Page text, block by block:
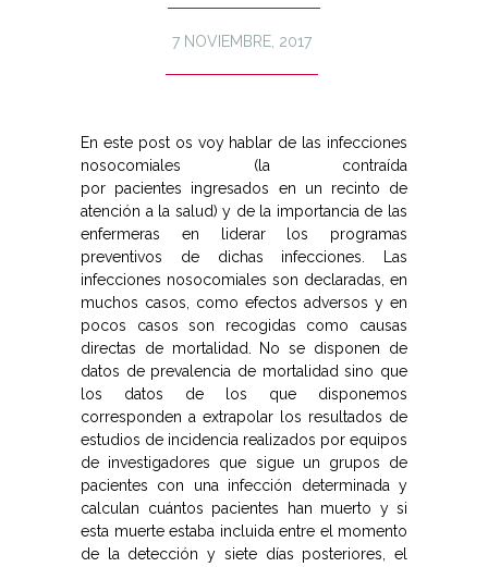
7 NOVIEMBRE, 2017
En este post os voy hablar de las infecciones
nosocomiales (la contraída
por pacientes ingresados en un recinto de
atención a la salud) y de la importancia de las
enfermeras en liderar los programas
preventivos de dichas infecciones. Las
infecciones nosocomiales son declaradas, en
muchos casos, como efectos adversos y en
pocos casos son recogidas como causas
directas de mortalidad. No se disponen de
datos de prevalencia de mortalidad sino que
los datos de los que disponemos
corresponden a extrapolar los resultados de
estudios de incidencia realizados por equipos
de investigadores que sigue un grupos de
pacientes con una infección determinada y
calculan cuántos pacientes han muerto y si
esta muerte estaba incluida entre el momento
de la detección y siete días posteriores, el